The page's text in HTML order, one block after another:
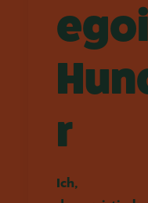
r
Ich,